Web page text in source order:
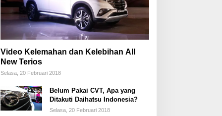
Video Kelemahan dan Kelebihan All
New Terios
Selasa, 20 Februari 2018
Belum Pakai CVT, Apa yang
Ditakuti Daihatsu Indonesia?
Selasa, 20 Februari 2018